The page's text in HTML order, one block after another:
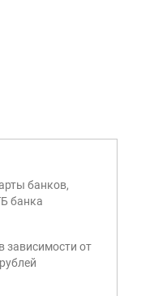
банков,
банка
зависимости от